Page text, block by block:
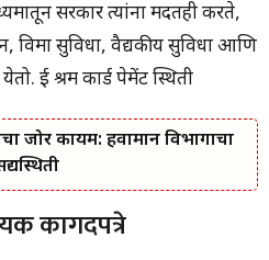
सरकार त्यांना मदतही करते,
विमा सुविधा, वैद्यकीय सुविधा आणि
ई श्रम कार्ड पेमेंट स्थिती
जोर कायम: हवामान विभागाचा
कागदपत्रे